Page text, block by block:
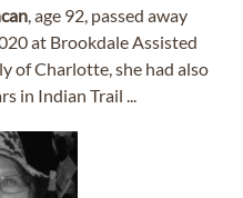
, age 92, passed away
at Brookdale Assisted
of Charlotte, she had also
in Indian Trail ...